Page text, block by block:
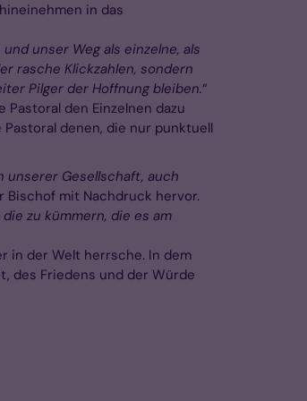
in das
unser Weg als einzelne, als
rasche Klickzahlen, sondern
Pilger der Hoffnung bleiben.“
den Einzelnen dazu
denen, die nur punktuell
unserer Gesellschaft, auch
Bischof mit Nachdruck hervor.
zu kümmern, die es am
in der Welt herrsche. In dem
des Friedens und der Würde